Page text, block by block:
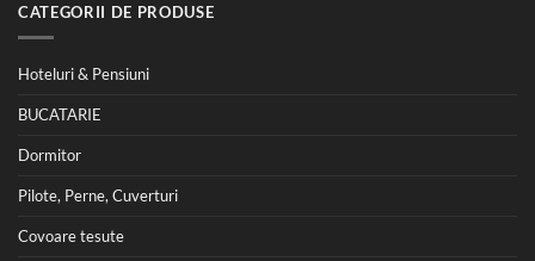
CATEGORII DE PRODUSE
Hoteluri & Pensiuni
BUCATARIE
Dormitor
Pilote, Perne, Cuverturi
Covoare tesute